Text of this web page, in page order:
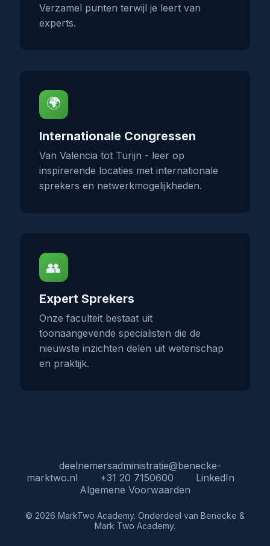
Verzamel punten terwijl je leert van
experts.
🌍
Internationale Congressen
Van Valencia tot Turijn - leer op
inspirerende locaties met internationale
sprekers en netwerkmogelijkheden.
👥
Expert Sprekers
Onze faculteit bestaat uit
toonaangevende specialisten die de
nieuwste inzichten delen uit wetenschap
en praktijk.
deelnemersadministratie@benecke-
marktwo.nl
+31 20 7150600
LinkedIn
Algemene Voorwaarden
© 2026 MarkTwo Academy. Onderdeel van Benecke &
Mark Two Academy.